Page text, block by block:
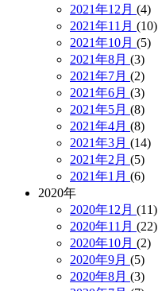
2021年12月 (4)
2021年11月 (10)
2021年10月 (5)
2021年8月 (3)
2021年7月 (2)
2021年6月 (3)
2021年5月 (8)
2021年4月 (8)
2021年3月 (14)
2021年2月 (5)
2021年1月 (6)
2020年
2020年12月 (11)
2020年11月 (22)
2020年10月 (2)
2020年9月 (5)
2020年8月 (3)